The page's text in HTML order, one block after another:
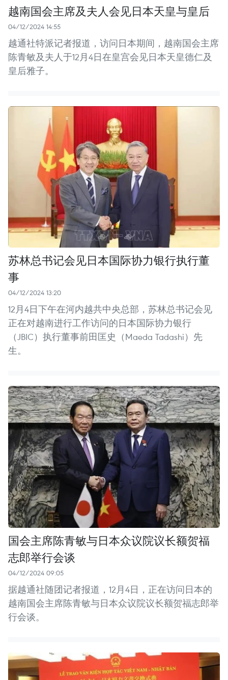
越南国会主席及夫人会见日本天皇与皇后
04/12/2024 14:55
越通社特派记者报道，访问日本期间，越南国会主席
陈青敏及夫人于12月4日在皇宫会见日本天皇德仁及
皇后雅子。
苏林总书记会见日本国际协力银行执行董
事
04/12/2024 13:20
12月4日下午在河内越共中央总部，苏林总书记会见
正在对越南进行工作访问的日本国际协力银行
（JBIC）执行董事前田匡史（Maeda Tadashi）先
生。
国会主席陈青敏与日本众议院议长额贺福
志郎举行会谈
04/12/2024 09:05
据越通社随团记者报道，12月4日，正在访问日本的
越南国会主席陈青敏与日本众议院议长额贺福志郎举
行会谈。